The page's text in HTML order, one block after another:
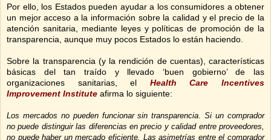
Por ello, los Estados pueden ayudar a los consumidores a obtener
un mejor acceso a la información sobre la calidad y el precio de la
atención sanitaria, mediante leyes y políticas de promoción de la
transparencia, aunque muy pocos Estados lo están haciendo.
Sobre la transparencia (y la rendición de cuentas), características
básicas del tan traído y llevado ‘buen gobierno’ de las
organizaciones sanitarias, el Health Care Incentives
Improvement Institute afirma lo siguiente:
Los mercados no pueden funcionar sin transparencia. Si un comprador
no puede distinguir las diferencias en precio y calidad entre proveedores,
no puede haber un mercado eficiente. Las asimetrías entre el comprador